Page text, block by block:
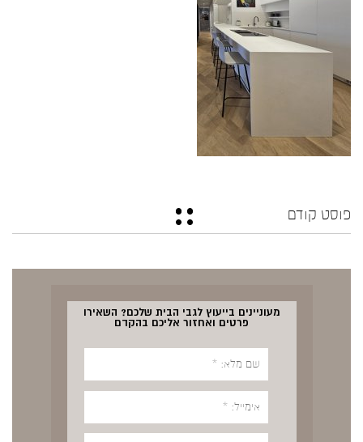
פוסט קודם
מעוניינים בייעוץ לגבי הבית שלכם? השאירו
פרטים ואחזור אליכם בהקדם